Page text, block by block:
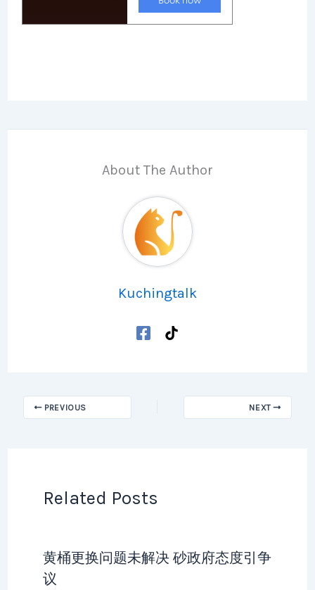
About The Author
Kuchingtalk
PREVIOUS NEXT
Related Posts
黄桶更换问题未解决 砂政府态度引争
议